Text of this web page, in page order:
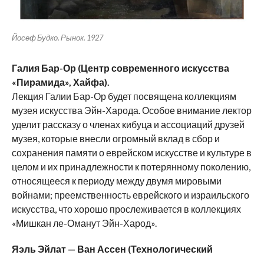
Йосеф Будко. Рынок. 1927
Галия Бар-Ор (Центр современного искусства
«Пирамида», Хайфа).
Лекция Галии Бар-Ор будет посвящена коллекциям
музея искусства Эйн-Харода. Особое внимание лектор
уделит рассказу о членах кибуца и ассоциаций друзей
музея, которые внесли огромный вклад в сбор и
сохранения памяти о еврейском искусстве и культуре в
целом и их принадлежности к потерянному поколению,
относящееся к периоду между двумя мировыми
войнами; преемственность еврейского и израильского
искусства, что хорошо прослеживается в коллекциях
«Мишкан ле-Оманут Эйн-Харод».
Яэль Эйлат — Ван Ассен (Технологический